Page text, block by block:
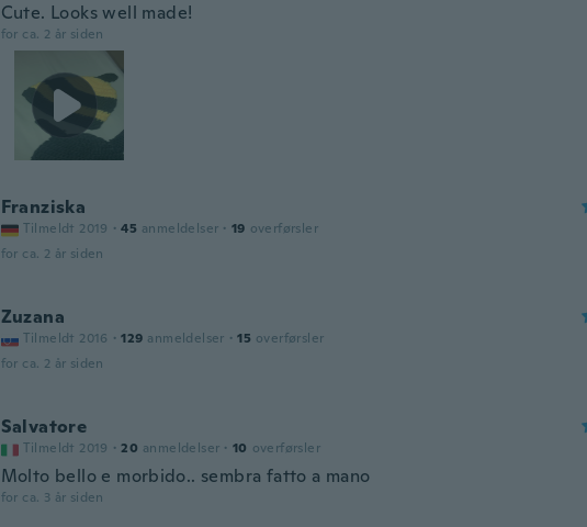
Cute. Looks well made!
for ca. 2 år siden
Franziska
Tilmeldt 2019 · 45 anmeldelser · 19 overførsler
for ca. 2 år siden
Zuzana
Tilmeldt 2016 · 129 anmeldelser · 15 overførsler
for ca. 2 år siden
Salvatore
Tilmeldt 2019 · 20 anmeldelser · 10 overførsler
Molto bello e morbido.. sembra fatto a mano
for ca. 3 år siden